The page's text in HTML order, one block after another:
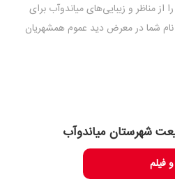
مناظر و زیبایی‌های میاندوآب برای
نام شما در معرض دید عموم همشهریان
شهرستان میاندوآب
فیلم